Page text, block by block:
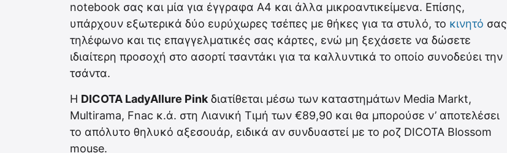
notebook σας και μία για έγγραφα Α4 και άλλα μικροαντικείμενα. Επίσης,
υπάρχουν εξωτερικά δύο ευρύχωρες τσέπες με θήκες για τα στυλό, το κινητό σας
τηλέφωνο και τις επαγγελματικές σας κάρτες, ενώ μη ξεχάσετε να δώσετε
ιδιαίτερη προσοχή στο ασορτί τσαντάκι για τα καλλυντικά το οποίο συνοδεύει την
τσάντα.
Η DICOTA LadyAllure Pink διατίθεται μέσω των καταστημάτων Media Markt,
Multirama, Fnac κ.ά. στη Λιανική Τιμή των €89,90 και θα μπορούσε ν’ αποτελέσει
το απόλυτο θηλυκό αξεσουάρ, ειδικά αν συνδυαστεί με το ροζ DICOTA Blossom
mouse.